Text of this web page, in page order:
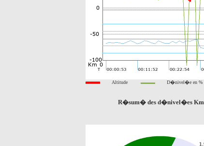
Altitude D�nivel�e en %
R�sum� des d�nivel�es Km